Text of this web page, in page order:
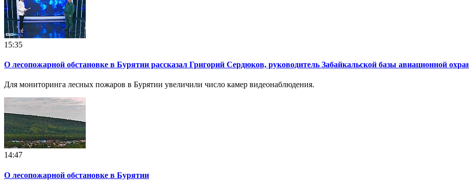
15:35
О лесопожарной обстановке в Бурятии рассказал Григорий Сердюков, руководитель Забайкальской базы авиационной
Для мониторинга лесных пожаров в Бурятии увеличили число камер видеонаблюдения.
14:47
О лесопожарной обстановке в Бурятии